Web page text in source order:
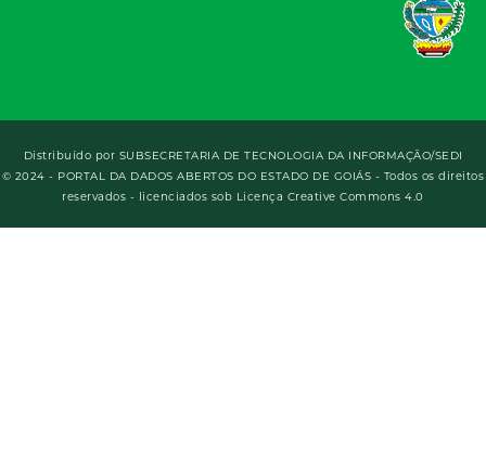
Distribuído por SUBSECRETARIA DE TECNOLOGIA DA INFORMAÇÃO/SEDI
© 2024 - PORTAL DA DADOS ABERTOS DO ESTADO DE GOIÁS - Todos os direitos
reservados - licenciados sob Licença Creative Commons 4.0